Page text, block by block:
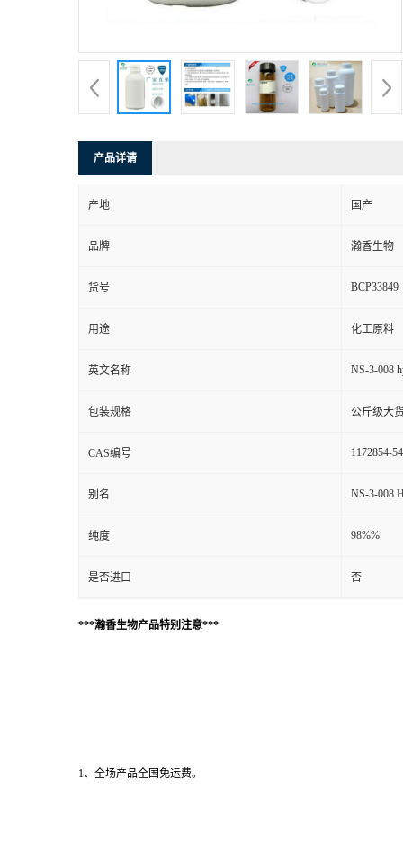
产品详请
产地 国产
品牌 瀚香生物
货号 BCP33849
用途 化工原料
英文名称 NS-3-008
包装规格 公斤级大
CAS编号 1172854-
别名 NS-3-008
纯度 98%%
是否进口 否
***瀚香生物产品特别注意***
1、全场产品全国免运费。